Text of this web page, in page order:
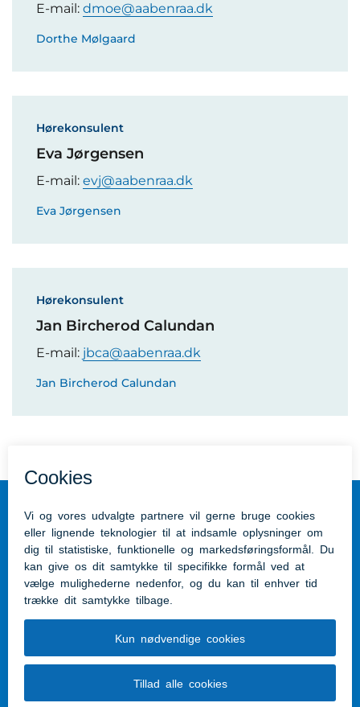
E-mail: dmoe@aabenraa.dk
Dorthe Mølgaard
Hørekonsulent
Eva Jørgensen
E-mail: evj@aabenraa.dk
Eva Jørgensen
Hørekonsulent
Jan Bircherod Calundan
E-mail: jbca@aabenraa.dk
Jan Bircherod Calundan
Tilgængelighedserklæring
Hjælpemidler Hærvejshuset
Vestergade 14, 6230 i Rødekro
hjaelpemiddelhuset@aabenraa.dk
THS - Tale Høre Syn